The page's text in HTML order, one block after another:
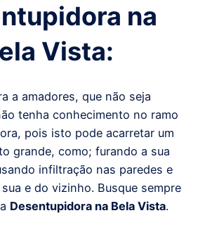
na
Vista:
a amadores, que não seja
tenha conhecimento no ramo
pois isto pode acarretar um
grande, como; furando a sua
infiltração nas paredes e
e do vizinho. Busque sempre
Desentupidora na Bela Vista.